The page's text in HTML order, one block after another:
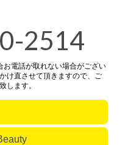
2514
お電話が取れない場合がござい
け直させて頂きますので、ご
します。